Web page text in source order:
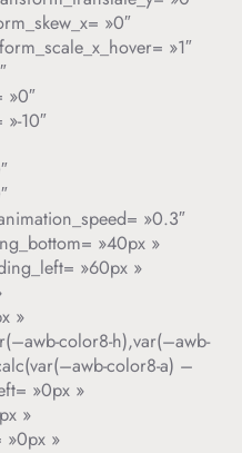
»0″
»1″
»0″
10″
»0.3″
»40px »
»60px »
»
color8-h),var(–awb-
color8-a) –
»0px »
»
»0px »